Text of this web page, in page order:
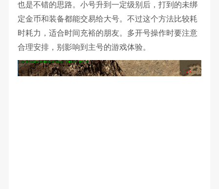
也是不错的思路。小号升到一定级别后，打到的未绑
定金币和装备都能交易给大号。不过这个方法比较耗
时耗力，适合时间充裕的朋友。多开号操作时要注意
合理安排，别影响到主号的游戏体验。